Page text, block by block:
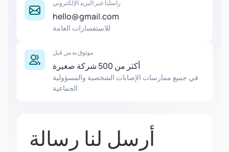
راسلنا عبر البريد الإلكتروني
hello@gmail.com
للاستفسارات العامة
موثوق به من قبل
أكثر من 500 شركة صغيرة
في جميع ممارسات الإصابات الشخصية والمسؤولية
الجماعية
أرسل لنا رسالة